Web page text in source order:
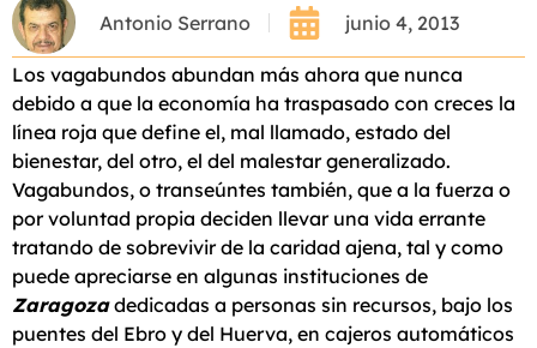
Antonio Serrano junio 4, 2013
Los vagabundos abundan más ahora que nunca
debido a que la economía ha traspasado con creces la
línea roja que define el, mal llamado, estado del
bienestar, del otro, el del malestar generalizado.
Vagabundos, o transeúntes también, que a la fuerza o
por voluntad propia deciden llevar una vida errante
tratando de sobrevivir de la caridad ajena, tal y como
puede apreciarse en algunas instituciones de
Zaragozadedicadas a personas sin recursos, bajo los
puentes del Ebro y del Huerva, en cajeros automáticos